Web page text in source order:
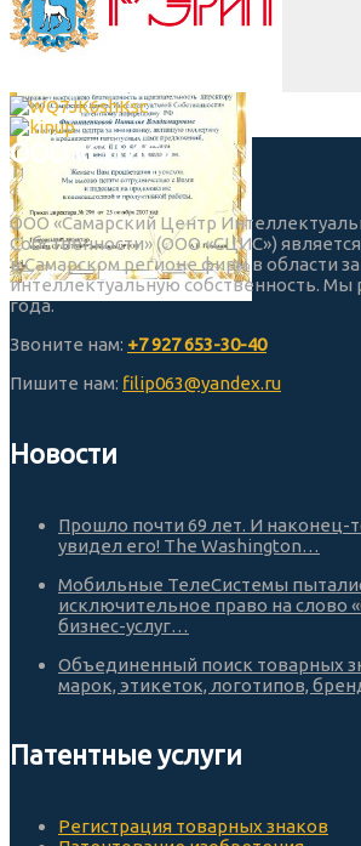
ООО «СЦИС»
ООО «Самарский Центр
Собственности» (ООО «СЦИС»)
в Самарском регионе фирм в области
интеллектуальную собственность. Мы
года.
Звоните нам: +7 927 653-30-40
Пишите нам: filip063@yandex.ru
Новости
Прошло почти 69 лет. И наконец-
увидел его! The Washington…
Мобильные ТелеСистемы
исключительное право на слово
бизнес-услуг…
Объединенный поиск товарных
марок, этикеток, логотипов,
Патентные услуги
Регистрация товарных знаков